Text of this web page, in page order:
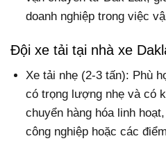
doanh nghiệp trong việc
Đội xe tải tại nhà xe
Xe tải nhẹ (2-3 tấn): Phù
có trọng lượng nhẹ và có
chuyển hàng hóa linh
công nghiệp hoặc các